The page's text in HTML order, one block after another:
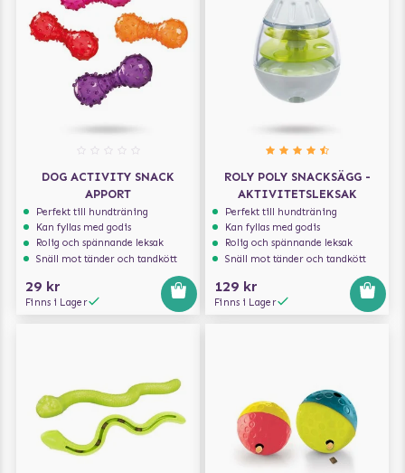
DOG ACTIVITY SNACK
APPORT
Perfekt till hundträning
Kan fyllas med godis
Rolig och spännande leksak
Snäll mot tänder och tandkött
29 kr
Finns i Lager
ROLY POLY SNACKSÄGG -
AKTIVITETSLEKSAK
Perfekt till hundträning
Kan fyllas med godis
Rolig och spännande leksak
Snäll mot tänder och tandkött
129 kr
Finns i Lager